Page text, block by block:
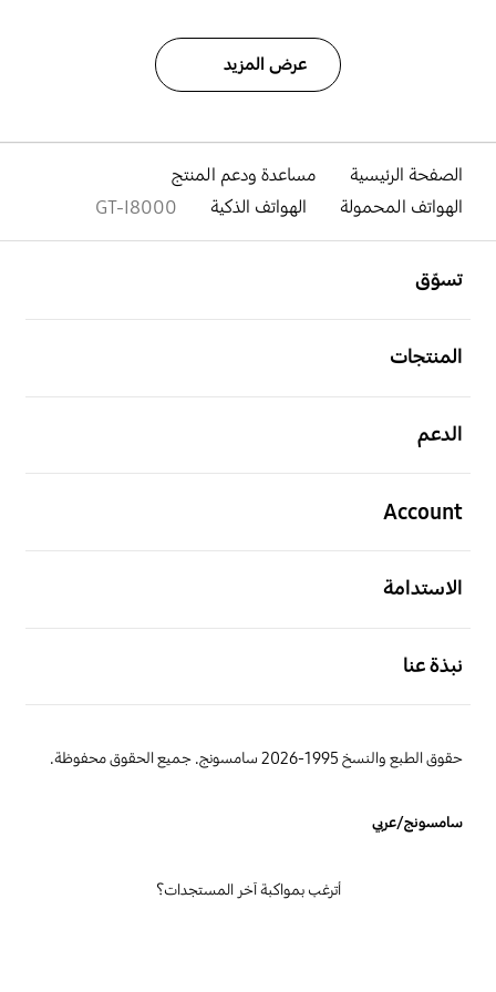
عرض المزيد
الصفحة الرئيسية
مساعدة ودعم المنتج
الهواتف المحمولة
الهواتف الذكية GT-I8000
تسوّق
المنتجات
الدعم
Account
الاستدامة
نبذة عنا
حقوق الطبع والنسخ 1995-2026 سامسونج. جميع الحقوق محفوظة.
سامسونج/عربي
أترغب بمواكبة آخر المستجدات؟